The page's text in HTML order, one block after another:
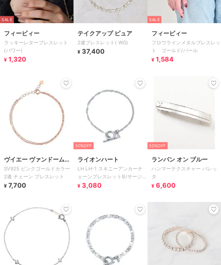
SALE
フィービィー
ラッキーレターブレスレット
(パワー)
¥ 1,320
テイクアップ ピュア
2連ブレスレット( WG)
¥ 37,400
SALE
フィービィー
フロウラインメタルブレスレッ
ト ゴールド/パール
¥ 1,584
ヴイエー ヴァンドーム青
山
SV925 ピンクゴールドカラー
2連 チェーン ブレスレット
¥ 7,700
30%OFF
ライオンハート
LH LH-1 スキニーアンカーチ
ェーンブレスレットB/サージカ
ルステンレス 金属アレルギー
¥ 3,080
50%OFF
ランバン オン ブルー
ハンマーテクスチャー バレッ
タ
¥ 6,600